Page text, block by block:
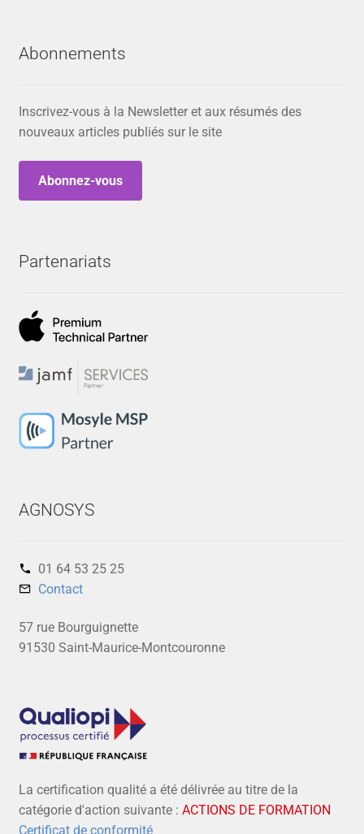
Abonnements
Inscrivez-vous à la Newsletter et aux résumés des
nouveaux articles publiés sur le site
Abonnez-vous
Partenariats
AGNOSYS
01 64 53 25 25‬
Contact
57 rue Bourguignette
91530 Saint-Maurice-Montcouronne
La certification qualité a été délivrée au titre de la
catégorie d'action suivante : ACTIONS DE FORMATION
Certificat de conformité